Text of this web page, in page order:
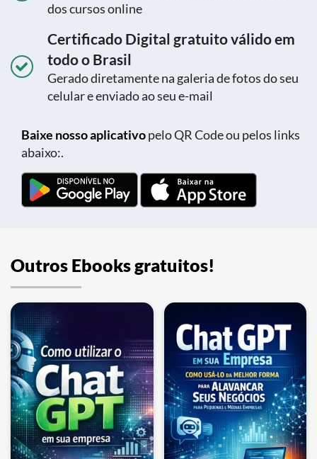
dos cursos online
Certificado Digital gratuito válido em
todo o Brasil
Gerado diretamente na galeria de fotos do seu
celular e enviado ao seu e-mail
Baixe nosso aplicativopelo QR Code ou pelos links
abaixo:.
Outros Ebooks gratuitos!